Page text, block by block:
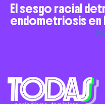
El sesgo racial
endometriosis en